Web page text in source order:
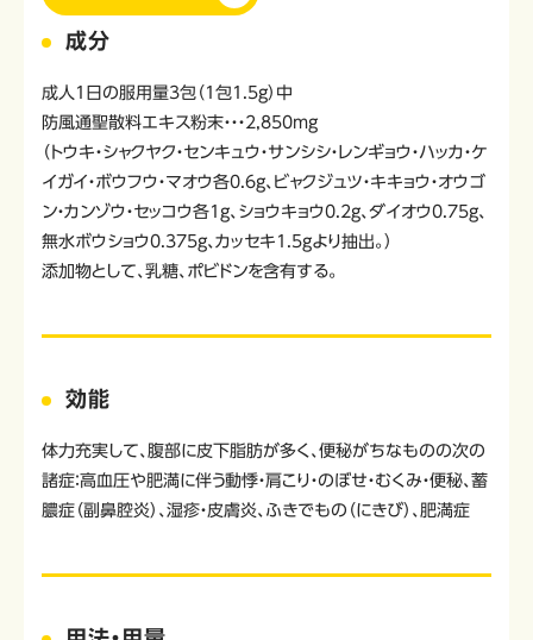
成分
成人1日の服用量3包（1包1.5g）中
防風通聖散料エキス粉末・・・2,850mg
（トウキ・シャクヤク・センキュウ・サンシシ・レンギョウ・ハッカ・ケ
イガイ・ボウフウ・マオウ各0.6g、ビャクジュツ・キキョウ・オウゴ
ン・カンゾウ・セッコウ各1g、ショウキョウ0.2g、ダイオウ0.75g、
無水ボウショウ0.375g、カッセキ1.5gより抽出。）
添加物として、乳糖、ポビドンを含有する。
効能
体力充実して、腹部に皮下脂肪が多く、便秘がちなものの次の
諸症：高血圧や肥満に伴う動悸・肩こり・のぼせ・むくみ・便秘、蓄
膿症（副鼻腔炎）、湿疹・皮膚炎、ふきでもの（にきび）、肥満症